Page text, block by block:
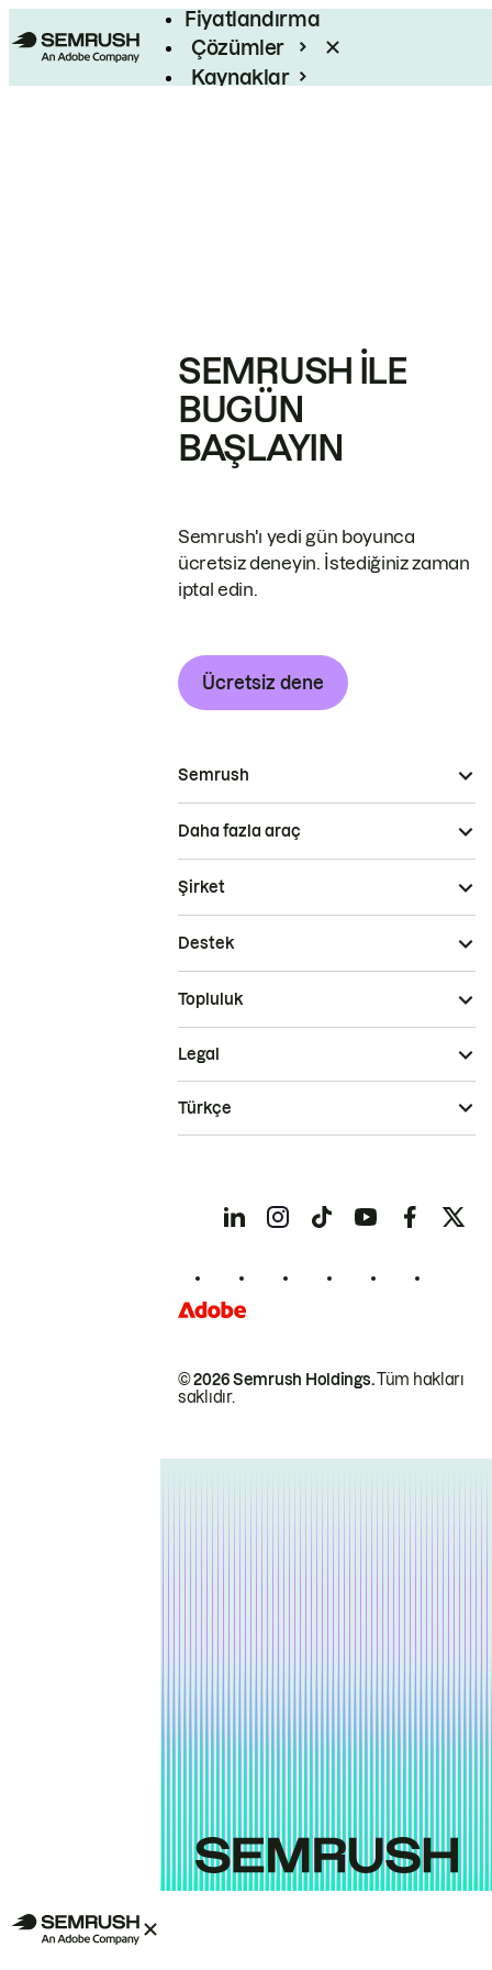
Fiyatlandırma
Çözümler
Kaynaklar
SEMRUSH ILE
BUGÜN
BAŞLAYIN
Semrush'ı yedi gün boyunca
ücretsiz deneyin. İstediğiniz zaman
iptal edin.
Ücretsiz dene
Semrush
Daha fazla araç
Şirket
Destek
Topluluk
© 2026 Semrush Holdings.Tüm hakları
saklıdır.
Legal
Türkçe